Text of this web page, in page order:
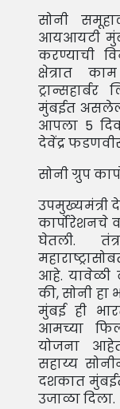
सोनी
आयआयटी
करण्याची
क्षेत्रात
मुंबईत
आपला 5
देवेंद्र
सोनी ग्रुप
उपमुख्यमंत्री
कार्पोरेशनचे
घेतली.
आहे. यावेळी
की, सोनी हा
मुंबई ही
आमच्या
योजना
सहाय्य
दशकात
उजाळा दिला.